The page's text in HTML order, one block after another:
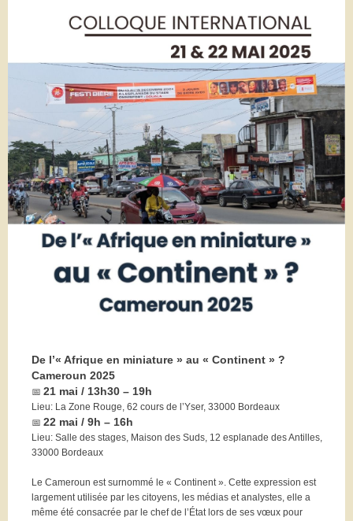
De l’« Afrique en miniature » au « Continent » ?
Cameroun 2025
📅 21 mai / 13h30 – 19h
Lieu: La Zone Rouge, 62 cours de l’Yser, 33000 Bordeaux
📅 22 mai / 9h – 16h
Lieu: Salle des stages, Maison des Suds, 12 esplanade des Antilles,
33000 Bordeaux
Le Cameroun est surnommé le « Continent ». Cette expression est
largement utilisée par les citoyens, les médias et analystes, elle a
même été consacrée par le chef de l’État lors de ses vœux pour